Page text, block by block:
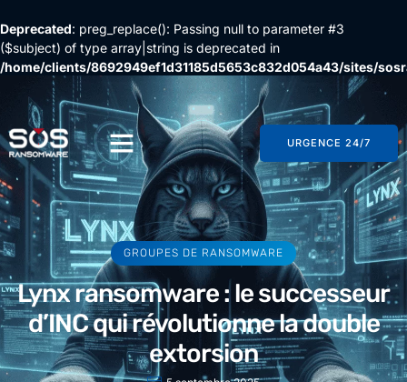
Deprecated: preg_replace(): Passing null to parameter #3
($subject) of type array|string is deprecated in
/home/clients/8692949ef1d31185d5653c832d054a43/sites/
content/plugins/wordfence/vendor/wordfence/wf-
waf/src/lib/rules.php on line 1896
URGENCE 24/7
GROUPES DE RANSOMWARE
Lynx ransomware : le successeur
d’INC qui révolutionne la double
extorsion